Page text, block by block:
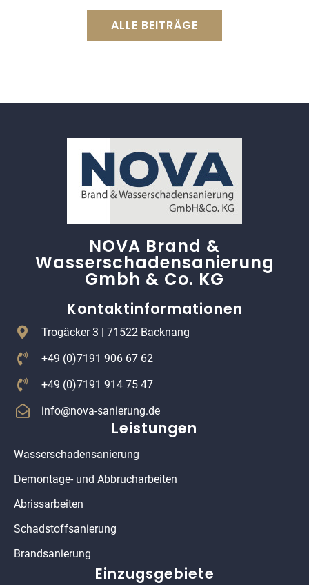
ALLE BEITRÄGE
NOVA Brand &
Wasserschadensanierung
Gmbh & Co. KG
Kontaktinformationen
Trogäcker 3 | 71522 Backnang
+49 (0)7191 906 67 62
+49 (0)7191 914 75 47
info@nova-sanierung.de
Leistungen
Wasserschaden­­sanierung
Demontage- und Abbrucharbeiten
Abrissarbeiten
Schadstoff­sanierung
Brandsanierung
Einzugsgebiete